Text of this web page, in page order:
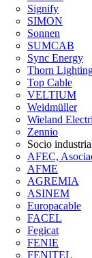
Signify
SIMON
Sonnen
SUMCAB
Sync Energy
Thorn
Top Cable
VELTIUM
Weidmüller
Wieland
Zennio
Socio
AFEC,
AFME
AGREMIA
ASINEM
Europacable
FACEL
Fegicat
FENIE
FENITEL